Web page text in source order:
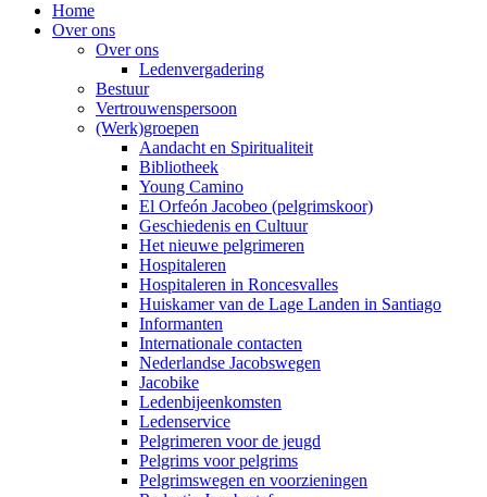
Home
Over ons
Over ons
Ledenvergadering
Bestuur
Vertrouwenspersoon
(Werk)groepen
Aandacht en Spiritualiteit
Bibliotheek
Young Camino
El Orfeón Jacobeo (pelgrimskoor)
Geschiedenis en Cultuur
Het nieuwe pelgrimeren
Hospitaleren
Hospitaleren in Roncesvalles
Huiskamer van de Lage Landen in Santiago
Informanten
Internationale contacten
Nederlandse Jacobswegen
Jacobike
Ledenbijeenkomsten
Ledenservice
Pelgrimeren voor de jeugd
Pelgrims voor pelgrims
Pelgrimswegen en voorzieningen